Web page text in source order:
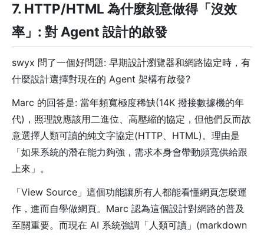
7. HTTP/HTML 為什麼刻意做得「沒效
率」: 對 Agent 設計的啟發
swyx 問了一個好問題: 早期設計瀏覽器和網路協定時，有
什麼設計選擇對現在的 Agent 架構有啟發?
Marc 的回答是: 當年頻寬極度稀缺(14K 撥接數據機的年
代)，照理說應該用二進位、高壓縮的協定，但他們反而故
意選擇人類可讀的純文字協定(HTTP、HTML)。理由是
「如果系統的潛在能力夠強，需求本身會帶動頻寬供給跟
上來」。
「View Source」這個功能讓所有人都能看懂網頁怎麼運
作，進而自學做網頁。Marc 認為這個設計對網路的普及
至關重要。而現在 AI 系統強調「人類可讀」(markdown